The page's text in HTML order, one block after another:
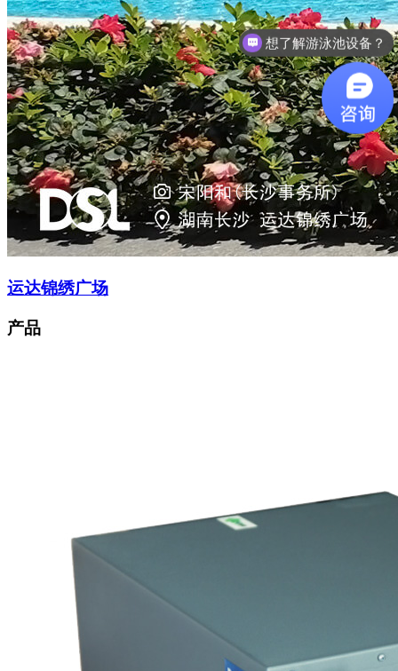
运达锦绣广场
产品
想了解游泳池设备？
咨询泳池设备价格